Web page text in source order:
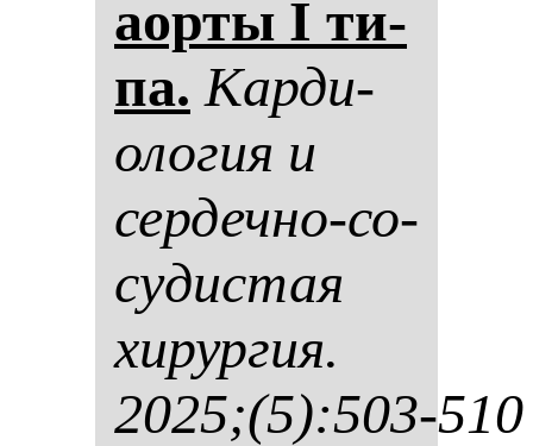
аор­ты I ти­
па. Кар­ди­
оло­гия и
сер­деч­но-со­
су­дис­тая
хи­рур­гия.
2025;(5):503-510